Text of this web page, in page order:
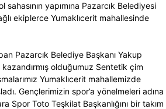
yapımına Pazarcık Belediyesi
ekiplerce Yumaklıcerit mahallesinde
Pazarcık Belediye Başkanı Yakup
olduğumuz Sentetik çim
Yumaklıcerit mahallemizde
Gençlerimizin spor’a yönelmeleri adına
Spor Toto Teşkilat Başkanlığını bir takım